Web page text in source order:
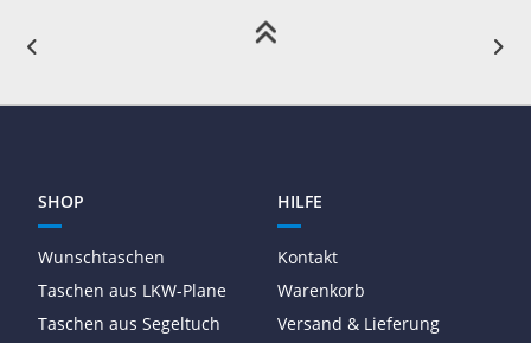
SHOP
Wunschtaschen
Taschen aus LKW-Plane
Taschen aus Segeltuch
HILFE
Kontakt
Warenkorb
Versand & Lieferung